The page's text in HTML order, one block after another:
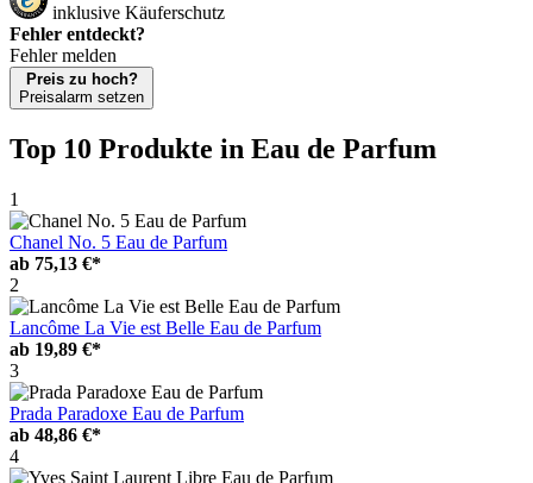
inklusive Käuferschutz
Fehler entdeckt?
Fehler melden
Preis zu hoch?
Preisalarm setzen
Top 10 Produkte in Eau de Parfum
1
Chanel No. 5 Eau de Parfum
ab 75,13 €*
2
Lancôme La Vie est Belle Eau de Parfum
ab 19,89 €*
3
Prada Paradoxe Eau de Parfum
ab 48,86 €*
4